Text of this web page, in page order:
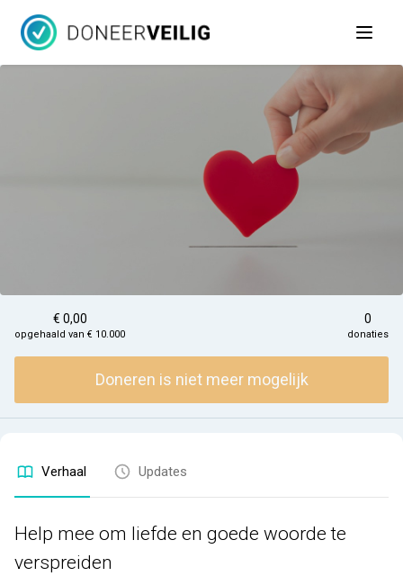
Open
€ 0,00
opgehaald van € 10.000
0
donaties
Doneren is niet meer mogelijk
Verhaal Updates
Help mee om liefde en goede woorde te
verspreiden